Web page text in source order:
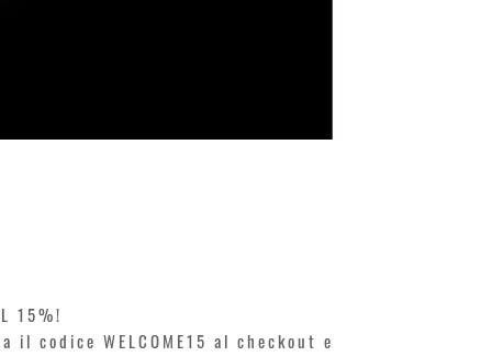
15%!
WELCOME15 al checkout e